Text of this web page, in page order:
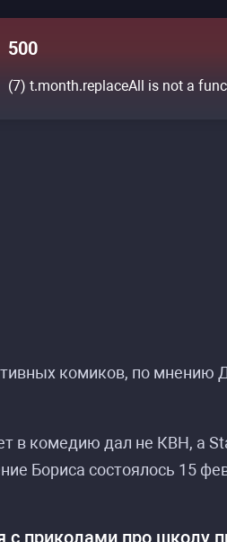
комиков, по мнению
в комедию дал не КВН, а
Бориса состоялось 15
с приколами про школу
500
(7) t.month.replaceAll is not a